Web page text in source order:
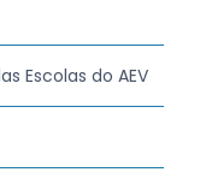
Escolas do AEV